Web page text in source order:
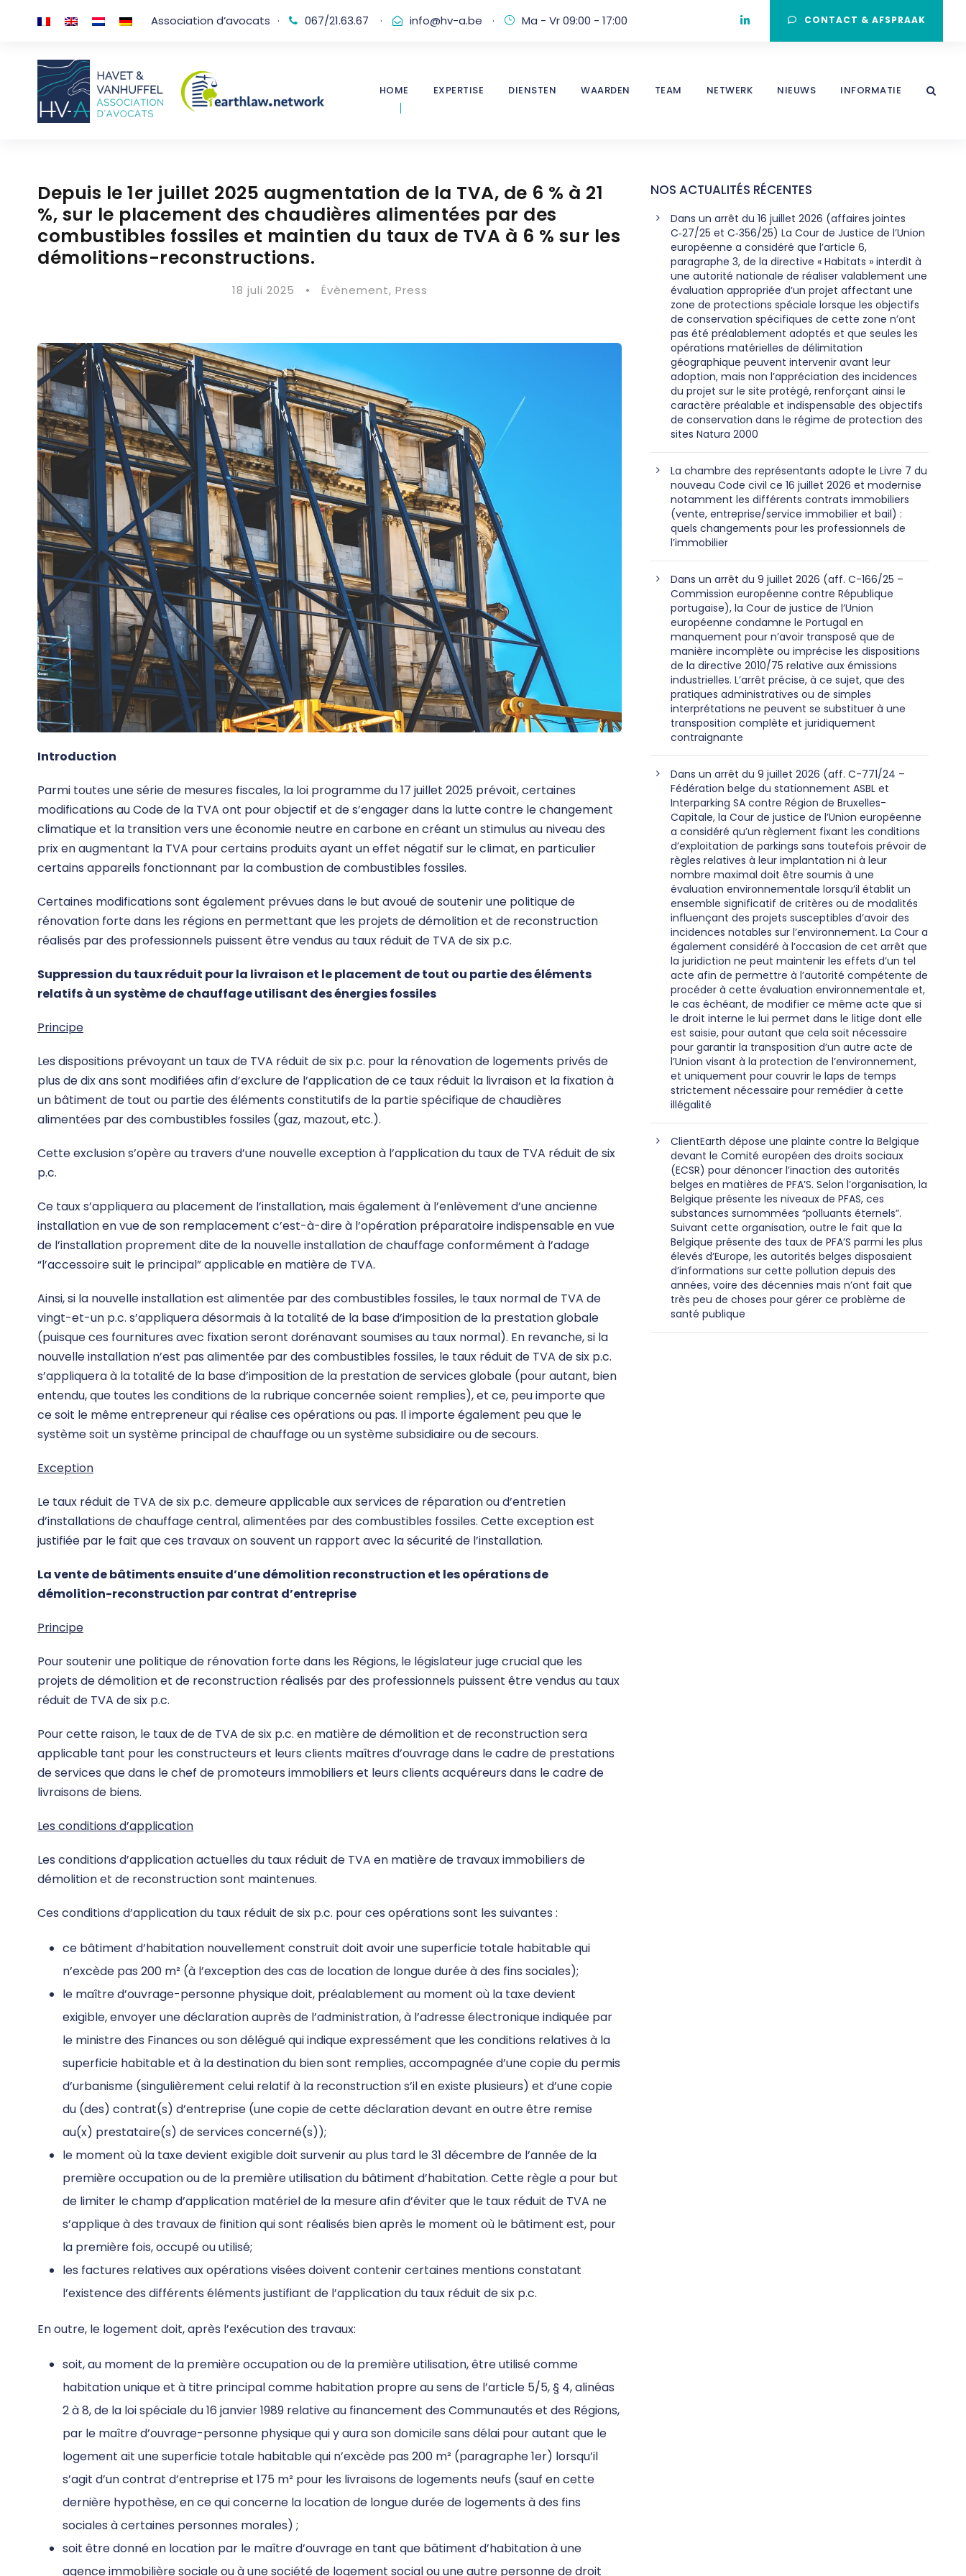
Association d’avocats · 067/21.63.67 · info@hv-a.be · Ma - Vr 09:00 - 17:00 CONTACT & AFSPRAAK
HOME EXPERTISE DIENSTEN WAARDEN TEAM NETWERK NIEUWS INFORMATIE
Depuis le 1er juillet 2025 augmentation de la TVA, de 6 % à 21
%, sur le placement des chaudières alimentées par des
combustibles fossiles et maintien du taux de TVA à 6 % sur les
démolitions-reconstructions.
18 juli 2025 • Évènement, Press
Introduction
Parmi toutes une série de mesures fiscales, la loi programme du 17 juillet 2025 prévoit, certaines
modifications au Code de la TVA ont pour objectif et de s’engager dans la lutte contre le changement
climatique et la transition vers une économie neutre en carbone en créant un stimulus au niveau des
prix en augmentant la TVA pour certains produits ayant un effet négatif sur le climat, en particulier
certains appareils fonctionnant par la combustion de combustibles fossiles.
Certaines modifications sont également prévues dans le but avoué de soutenir une politique de
rénovation forte dans les régions en permettant que les projets de démolition et de reconstruction
réalisés par des professionnels puissent être vendus au taux réduit de TVA de six p.c.
Suppression du taux réduit pour la livraison et le placement de tout ou partie des éléments
relatifs à un système de chauffage utilisant des énergies fossiles
Principe
Les dispositions prévoyant un taux de TVA réduit de six p.c. pour la rénovation de logements privés de
plus de dix ans sont modifiées afin d’exclure de l’application de ce taux réduit la livraison et la fixation à
un bâtiment de tout ou partie des éléments constitutifs de la partie spécifique de chaudières
alimentées par des combustibles fossiles (gaz, mazout, etc.).
Cette exclusion s’opère au travers d’une nouvelle exception à l’application du taux de TVA réduit de six
p.c.
Ce taux s’appliquera au placement de l’installation, mais également à l’enlèvement d’une ancienne
installation en vue de son remplacement c’est-à-dire à l’opération préparatoire indispensable en vue
de l’installation proprement dite de la nouvelle installation de chauffage conformément à l’adage
“l’accessoire suit le principal” applicable en matière de TVA.
Ainsi, si la nouvelle installation est alimentée par des combustibles fossiles, le taux normal de TVA de
vingt-et-un p.c. s’appliquera désormais à la totalité de la base d’imposition de la prestation globale
(puisque ces fournitures avec fixation seront dorénavant soumises au taux normal). En revanche, si la
nouvelle installation n’est pas alimentée par des combustibles fossiles, le taux réduit de TVA de six p.c.
s’appliquera à la totalité de la base d’imposition de la prestation de services globale (pour autant, bien
entendu, que toutes les conditions de la rubrique concernée soient remplies), et ce, peu importe que
ce soit le même entrepreneur qui réalise ces opérations ou pas. Il importe également peu que le
système soit un système principal de chauffage ou un système subsidiaire ou de secours.
Exception
Le taux réduit de TVA de six p.c. demeure applicable aux services de réparation ou d’entretien
d’installations de chauffage central, alimentées par des combustibles fossiles. Cette exception est
justifiée par le fait que ces travaux on souvent un rapport avec la sécurité de l’installation.
La vente de bâtiments ensuite d’une démolition reconstruction et les opérations de
démolition-reconstruction par contrat d’entreprise
Principe
Pour soutenir une politique de rénovation forte dans les Régions, le législateur juge crucial que les
projets de démolition et de reconstruction réalisés par des professionnels puissent être vendus au taux
réduit de TVA de six p.c.
Pour cette raison, le taux de de TVA de six p.c. en matière de démolition et de reconstruction sera
applicable tant pour les constructeurs et leurs clients maîtres d’ouvrage dans le cadre de prestations
de services que dans le chef de promoteurs immobiliers et leurs clients acquéreurs dans le cadre de
livraisons de biens.
Les conditions d’application
Les conditions d’application actuelles du taux réduit de TVA en matière de travaux immobiliers de
démolition et de reconstruction sont maintenues.
Ces conditions d’application du taux réduit de six p.c. pour ces opérations sont les suivantes :
ce bâtiment d’habitation nouvellement construit doit avoir une superficie totale habitable qui
n’excède pas 200 m² (à l’exception des cas de location de longue durée à des fins sociales);
le maître d’ouvrage-personne physique doit, préalablement au moment où la taxe devient
exigible, envoyer une déclaration auprès de l’administration, à l’adresse électronique indiquée par
le ministre des Finances ou son délégué qui indique expressément que les conditions relatives à la
superficie habitable et à la destination du bien sont remplies, accompagnée d’une copie du permis
d’urbanisme (singulièrement celui relatif à la reconstruction s’il en existe plusieurs) et d’une copie
du (des) contrat(s) d’entreprise (une copie de cette déclaration devant en outre être remise
au(x) prestataire(s) de services concerné(s));
le moment où la taxe devient exigible doit survenir au plus tard le 31 décembre de l’année de la
première occupation ou de la première utilisation du bâtiment d’habitation. Cette règle a pour but
de limiter le champ d’application matériel de la mesure afin d’éviter que le taux réduit de TVA ne
s’applique à des travaux de finition qui sont réalisés bien après le moment où le bâtiment est, pour
la première fois, occupé ou utilisé;
les factures relatives aux opérations visées doivent contenir certaines mentions constatant
l’existence des différents éléments justifiant de l’application du taux réduit de six p.c.
En outre, le logement doit, après l’exécution des travaux:
soit, au moment de la première occupation ou de la première utilisation, être utilisé comme
habitation unique et à titre principal comme habitation propre au sens de l’article 5/5, § 4, alinéas
2 à 8, de la loi spéciale du 16 janvier 1989 relative au financement des Communautés et des Régions,
par le maître d’ouvrage-personne physique qui y aura son domicile sans délai pour autant que le
logement ait une superficie totale habitable qui n’excède pas 200 m² (paragraphe 1er) lorsqu’il
s’agit d’un contrat d’entreprise et 175 m² pour les livraisons de logements neufs (sauf en cette
dernière hypothèse, en ce qui concerne la location de longue durée de logements à des fins
sociales à certaines personnes morales) ;
soit être donné en location par le maître d’ouvrage en tant que bâtiment d’habitation à une
agence immobilière sociale ou à une société de logement social ou une autre personne de droit
NOS ACTUALITÉS RÉCENTES
Dans un arrêt du 16 juillet 2026 (affaires jointes
C‑27/25 et C‑356/25) La Cour de Justice de l’Union
européenne a considéré que l’article 6,
paragraphe 3, de la directive « Habitats » interdit à
une autorité nationale de réaliser valablement une
évaluation appropriée d’un projet affectant une
zone de protections spéciale lorsque les objectifs
de conservation spécifiques de cette zone n’ont
pas été préalablement adoptés et que seules les
opérations matérielles de délimitation
géographique peuvent intervenir avant leur
adoption, mais non l’appréciation des incidences
du projet sur le site protégé, renforçant ainsi le
caractère préalable et indispensable des objectifs
de conservation dans le régime de protection des
sites Natura 2000
La chambre des représentants adopte le Livre 7 du
nouveau Code civil ce 16 juillet 2026 et modernise
notamment les différents contrats immobiliers
(vente, entreprise/service immobilier et bail) :
quels changements pour les professionnels de
l’immobilier
Dans un arrêt du 9 juillet 2026 (aff. C-166/25 –
Commission européenne contre République
portugaise), la Cour de justice de l’Union
européenne condamne le Portugal en
manquement pour n’avoir transposé que de
manière incomplète ou imprécise les dispositions
de la directive 2010/75 relative aux émissions
industrielles. L’arrêt précise, à ce sujet, que des
pratiques administratives ou de simples
interprétations ne peuvent se substituer à une
transposition complète et juridiquement
contraignante
Dans un arrêt du 9 juillet 2026 (aff. C-771/24 –
Fédération belge du stationnement ASBL et
Interparking SA contre Région de Bruxelles-
Capitale, la Cour de justice de l’Union européenne
a considéré qu’un règlement fixant les conditions
d’exploitation de parkings sans toutefois prévoir de
règles relatives à leur implantation ni à leur
nombre maximal doit être soumis à une
évaluation environnementale lorsqu’il établit un
ensemble significatif de critères ou de modalités
influençant des projets susceptibles d’avoir des
incidences notables sur l’environnement. La Cour a
également considéré à l’occasion de cet arrêt que
la juridiction ne peut maintenir les effets d’un tel
acte afin de permettre à l’autorité compétente de
procéder à cette évaluation environnementale et,
le cas échéant, de modifier ce même acte que si
le droit interne le lui permet dans le litige dont elle
est saisie, pour autant que cela soit nécessaire
pour garantir la transposition d’un autre acte de
l’Union visant à la protection de l’environnement,
et uniquement pour couvrir le laps de temps
strictement nécessaire pour remédier à cette
illégalité
ClientEarth dépose une plainte contre la Belgique
devant le Comité européen des droits sociaux
(ECSR) pour dénoncer l’inaction des autorités
belges en matières de PFA’S. Selon l’organisation, la
Belgique présente les niveaux de PFAS, ces
substances surnommées “polluants éternels”.
Suivant cette organisation, outre le fait que la
Belgique présente des taux de PFA’S parmi les plus
élevés d’Europe, les autorités belges disposaient
d’informations sur cette pollution depuis des
années, voire des décennies mais n’ont fait que
très peu de choses pour gérer ce problème de
santé publique